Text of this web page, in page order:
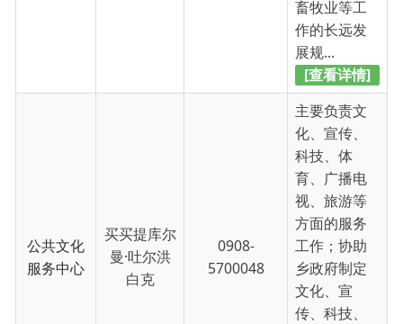
体育、广播
电视、旅游
[查看详情]
主要负责国
土资源、规
划建设、园
林绿化、环
境保护、交
通等方面的
服务工作；
协助乡政府
制定国土资
源、规划建
设、园林绿
化、环境保...